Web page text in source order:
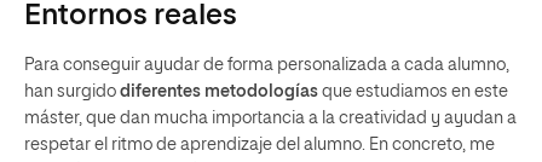
Entornos reales
Para conseguir ayudar de forma personalizada a cada alumno,
han surgido diferentes metodologías que estudiamos en este
máster, que dan mucha importancia a la creatividad y ayudan a
respetar el ritmo de aprendizaje del alumno. En concreto, me